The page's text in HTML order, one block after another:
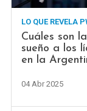
LO QUE REVELA
Cuáles son
sueño a los
en la
04 Abr 2025